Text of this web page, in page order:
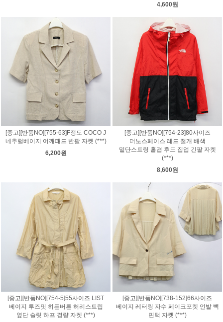
4,600원
[중고][반품NO][755-63]F정도 COCO J
네추럴베이지 어깨패드 반팔 자켓 (***)
6,200원
[중고][반품NO][754-23]80사이즈
더노스페이스 레드 절개 배색
밑단스트링 홑겹 후드 집업 긴팔 자켓
(***)
8,600원
[중고][반품NO][754-5]55사이즈 LIST
베이지 루즈핏 히든버튼 허리스트립
옆단 슬릿 하프 경량 자켓 (***)
[중고][반품NO][738-152]66사이즈
베이지 레터링 자수 페이크포켓 언발 빽
핀턱 자켓 (***)